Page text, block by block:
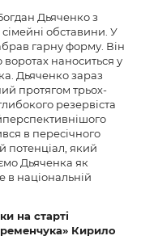
Дьяченко з
обставини. У
гарну форму. Він
наноситься у
Дьяченко зараз
протягом трьох-
резервіста
в пересічного
потенціал, який
Дьяченка як
в національній
на старті
Кирило